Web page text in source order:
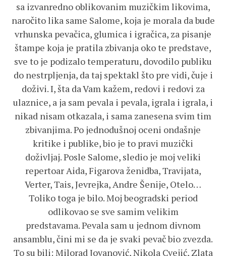
sa izvanredno oblikovanim muzičkim likovima,
naročito lika same Salome, koja je morala da bude
vrhunska pevačica, glumica i igračica, za pisanje
štampe koja je pratila zbivanja oko te predstave,
sve to je podizalo temperaturu, dovodilo publiku
do nestrpljenja, da taj spektakl što pre vidi, čuje i
doživi. I, šta da Vam kažem, redovi i redovi za
ulaznice, a ja sam pevala i pevala, igrala i igrala, i
nikad nisam otkazala, i sama zanesena svim tim
zbivanjima. Po jednodušnoj oceni ondašnje
kritike i publike, bio je to pravi muzički
doživljaj. Posle Salome, sledio je moj veliki
repertoar Aida, Figarova ženidba, Travijata,
Verter, Tais, Jevrejka, Andre Šenije, Otelo…
Toliko toga je bilo. Moj beogradski period
odlikovao se sve samim velikim
predstavama. Pevala sam u jednom divnom
ansamblu, čini mi se da je svaki pevač bio zvezda.
To su bili: Milorad Jovanović, Nikola Cvejić, Zlata